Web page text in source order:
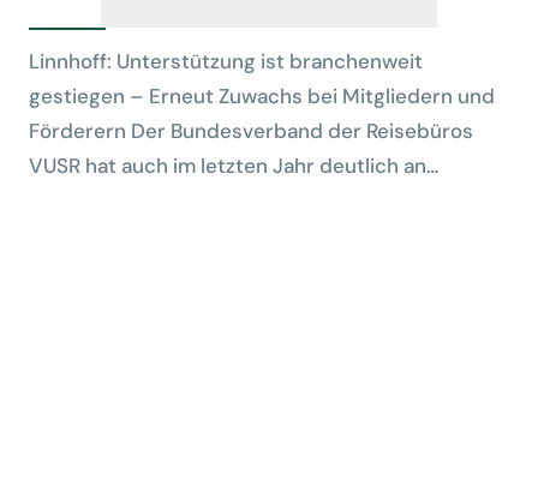
Linnhoff: Unterstützung ist branchenweit
gestiegen – Erneut Zuwachs bei Mitgliedern und
Förderern Der Bundesverband der Reisebüros
VUSR hat auch im letzten Jahr deutlich an…